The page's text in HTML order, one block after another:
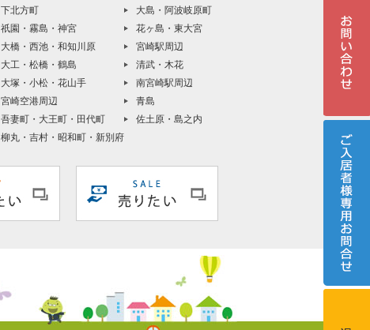
下北方町
祇園・霧島・神宮
大橋・西池・和知川原
大工・松橋・鶴島
大塚・小松・花山手
宮崎空港周辺
吾妻町・大王町・田代町
柳丸・吉村・昭和町・新別府
大島・阿波岐原町
花ヶ島・東大宮
宮崎駅周辺
清武・木花
南宮崎駅周辺
青島
佐土原・島之内